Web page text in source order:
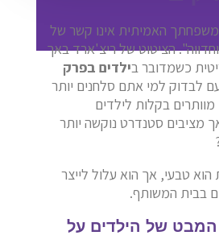
האמיתית אינו קשר של
הציטוט של ריצ'ארד באך
כשמדובר בילדים בפרק
לבדוק למי אתם סלחנים יותר
בקלות לילדים
מציבים סטנדרט נוקשה יותר
טבעי, אך הוא עלול לייצר
בבית המשותף.
של הילדים על